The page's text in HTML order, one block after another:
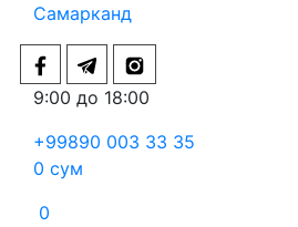
Самарканд
9:00 до 18:00
+99890 003 33 35
0 сум
0